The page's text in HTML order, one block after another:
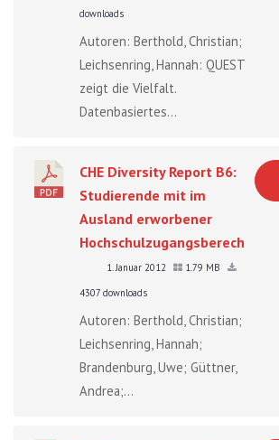
downloads
Autoren: Berthold, Christian;
Leichsenring, Hannah: QUEST
zeigt die Vielfalt.
Datenbasiertes...
CHE Diversity Report B6:
Studierende mit im
Ausland erworbener
Hochschulzugangsberechtigung
1. Januar 2012
1.79 MB
4307 downloads
Autoren: Berthold, Christian;
Leichsenring, Hannah;
Brandenburg, Uwe; Güttner,
Andrea;...